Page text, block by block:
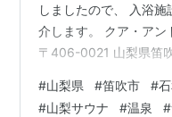
しましたので、 入浴
介します。 クア・ア
〒406-0021 山梨県笛
テル 石和健康ランドさ
#山梨県 #笛吹市 #
#山梨サウナ #温泉 #